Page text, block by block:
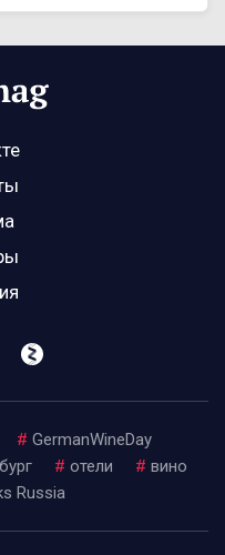
# GermanWineDay
# отели # вино
Russia